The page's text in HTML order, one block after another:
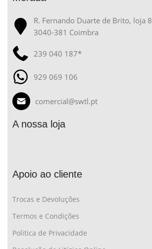
R. Fernando Duarte de Brito, loja 8
3040-381 Coimbra
239 040 187*
929 069 106
comercial@swtl.pt
A nossa loja
Apoio ao cliente
Trocas e Devoluções
Termos e Condições
Politica de Privacidade